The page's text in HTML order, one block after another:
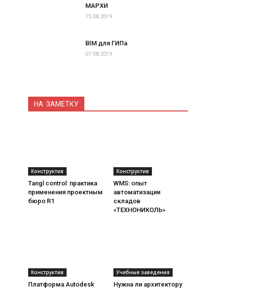
МАРХИ
15.08.2019
BIM для ГИПа
07.08.2019
НА ЗАМЕТКУ
Конструктив
Tangl control: практика
применения проектным
бюро R1
Конструктив
WMS: опыт
автоматизации
складов
«ТЕХНОНИКОЛЬ»
Конструктив
Платформа Autodesk
Учебные заведения
Нужна ли архитектору